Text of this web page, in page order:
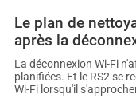
réalisée dans
pas être identifiés pour
évités qu'à l'aide de
que son appareil peut
Le plan de
après la
La déconnexion Wi-Fi
planifiées. Et le RS2 se
Wi-Fi lorsqu'il